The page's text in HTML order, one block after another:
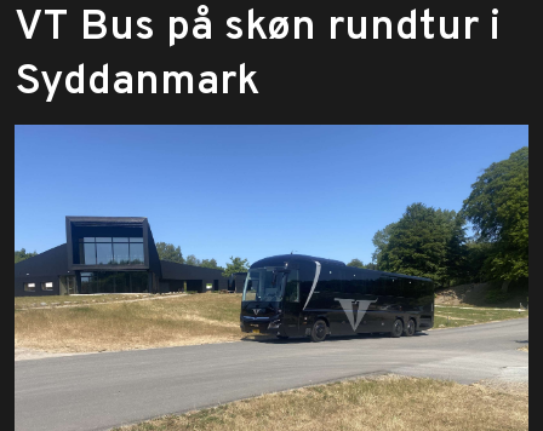
​VT Bus på skøn rundtur i
Syddanmark